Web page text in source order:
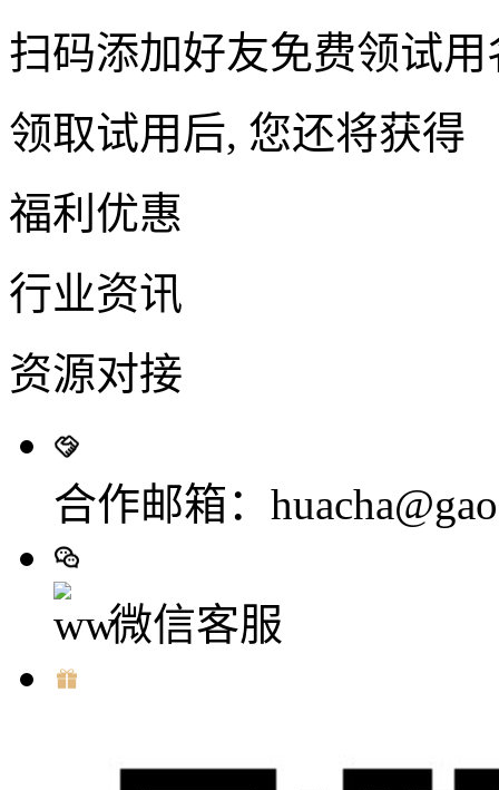
扫码添加好友免费领试用
领取试用后, 您还将获得
福利优惠
行业资讯
资源对接
合作邮箱：
微信客服